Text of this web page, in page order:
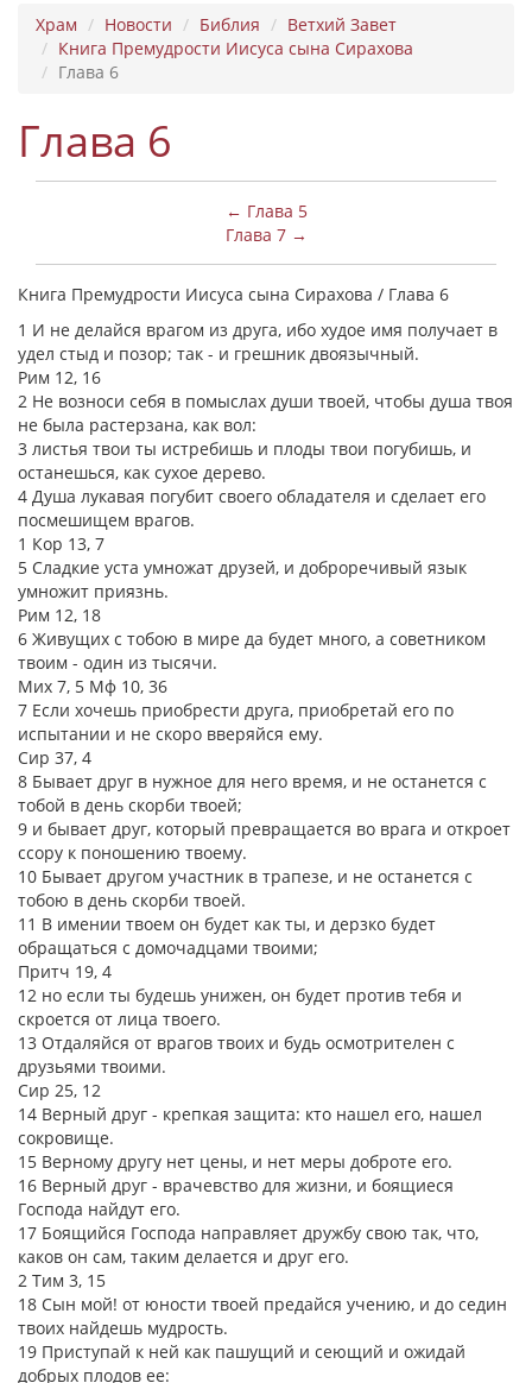
Храм Новости Библия
Ветхий Завет
Книга Премудрости Иисуса сына Сирахова
Глава 6
Глава 6
← Глава 5
Глава 7 →
Книга Премудрости Иисуса сына Сирахова / Глава 6
1 И не делайся врагом из друга, ибо худое имя получает в
удел стыд и позор; так - и грешник двоязычный.
Рим 12, 16
2 Не возноси себя в помыслах души твоей, чтобы душа твоя
не была растерзана, как вол:
3 листья твои ты истребишь и плоды твои погубишь, и
останешься, как сухое дерево.
4 Душа лукавая погубит своего обладателя и сделает его
посмешищем врагов.
1 Кор 13, 7
5 Сладкие уста умножат друзей, и доброречивый язык
умножит приязнь.
Рим 12, 18
6 Живущих с тобою в мире да будет много, а советником
твоим - один из тысячи.
Мих 7, 5 Мф 10, 36
7 Если хочешь приобрести друга, приобретай его по
испытании и не скоро вверяйся ему.
Сир 37, 4
8 Бывает друг в нужное для него время, и не останется с
тобой в день скорби твоей;
9 и бывает друг, который превращается во врага и откроет
ссору к поношению твоему.
10 Бывает другом участник в трапезе, и не останется с
тобою в день скорби твоей.
11 В имении твоем он будет как ты, и дерзко будет
обращаться с домочадцами твоими;
Притч 19, 4
12 но если ты будешь унижен, он будет против тебя и
скроется от лица твоего.
13 Отдаляйся от врагов твоих и будь осмотрителен с
друзьями твоими.
Сир 25, 12
14 Верный друг - крепкая защита: кто нашел его, нашел
сокровище.
15 Верному другу нет цены, и нет меры доброте его.
16 Верный друг - врачевство для жизни, и боящиеся
Господа найдут его.
17 Боящийся Господа направляет дружбу свою так, что,
каков он сам, таким делается и друг его.
2 Тим 3, 15
18 Сын мой! от юности твоей предайся учению, и до седин
твоих найдешь мудрость.
19 Приступай к ней как пашущий и сеющий и ожидай
добрых плодов ее: